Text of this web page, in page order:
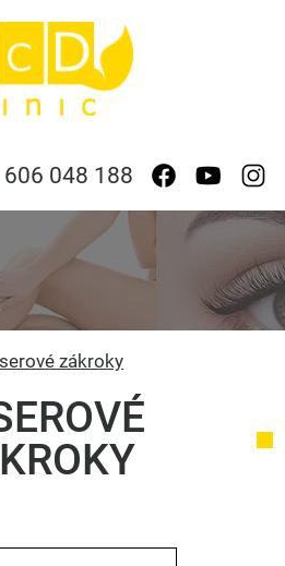
606 048 188
zákroky